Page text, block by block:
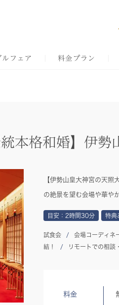
ルフェア 料金プラン
統本格和婚】伊
【伊勢山皇大神宮の天
の絶景を望む会場や華や
目安：2時間30分 特典
試食会 会場コーディネ
結！
リモートでの相談
料金